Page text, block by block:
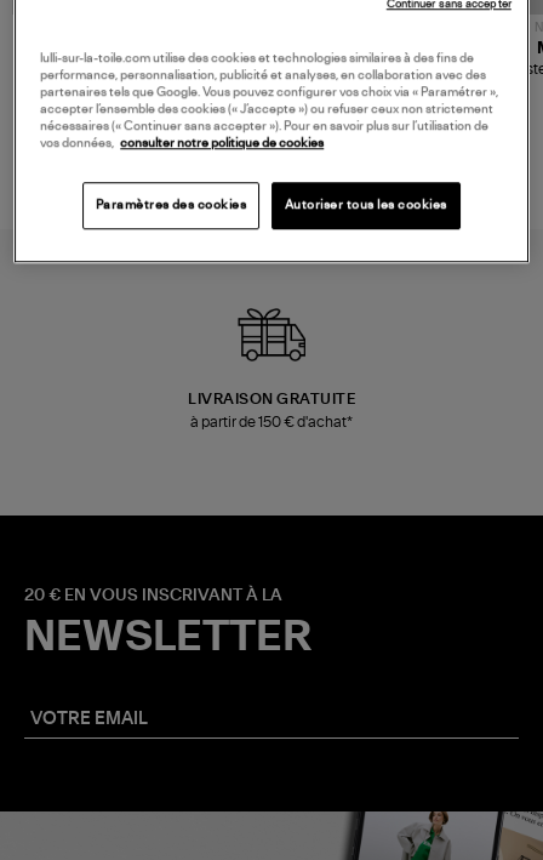
480,00 €
Sac Bobi S Cuir Lamé
Champagne
189,00 €
Mocassins Killian Sport
Mousse
LIVRAISON GRATUITE
à partir de 150 € d'achat*
20 € EN VOUS INSCRIVANT À LA
NEWSLETTER
lulli-sur-la-toile.com utilise des cookies et technologies similaires à des fins de
performance, personnalisation, publicité et analyses, en collaboration avec des
partenaires tels que Google. Vous pouvez configurer vos choix via « Paramétrer »,
accepter l’ensemble des cookies (« J’accepte ») ou refuser ceux non strictement
nécessaires (« Continuer sans accepter »). Pour en savoir plus sur l’utilisation de
vos données,
consulter notre politique de cookies
Paramètres des cookies Autoriser tous les cookies
Continuer sans accepter